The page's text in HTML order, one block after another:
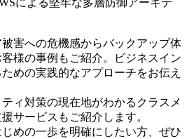
による堅牢な多層防御アーキテ
害への危機感からバックアップ体
様の事例もご紹介。ビジネスイン
めの実践的なアプローチをお伝え
ィ対策の現在地がわかるクラスメ
サービスもご紹介します。
めの一歩を明確にしたい方、ぜひ